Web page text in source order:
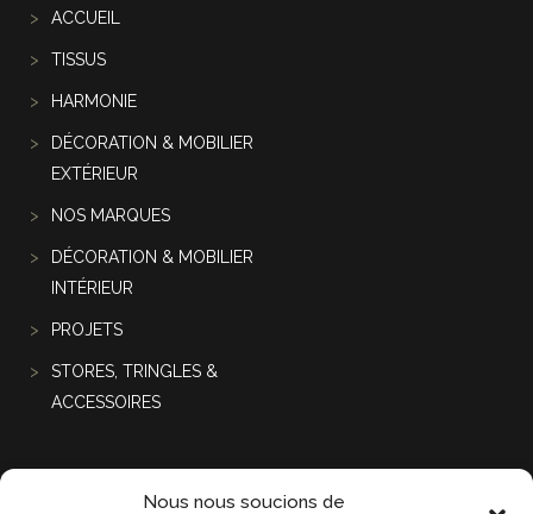
Nous nous soucions de
ACCUEIL
TISSUS
HARMONIE
DÉCORATION & MOBILIER
EXTÉRIEUR
NOS MARQUES
DÉCORATION & MOBILIER
INTÉRIEUR
PROJETS
STORES, TRINGLES &
ACCESSOIRES
Projets récentes